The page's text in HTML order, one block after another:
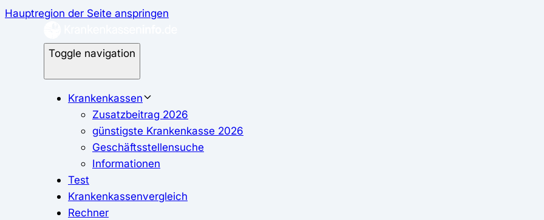
Hauptregion der Seite anspringen
Toggle navigation
Krankenkassen
Zusatzbeitrag 2026
günstigste Krankenkasse 2026
Geschäftsstellensuche
Informationen
Test
Krankenkassenvergleich
Rechner